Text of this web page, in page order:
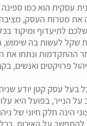
עסקית הוא כמו
מטרות העסק, מציבה
שלכם לתיעדוף
שקל לעשות בה שימוש,
ההתקדמות ונתחו את
פרויקטים ואנשים,
בעל עסק קטן יודע
הנייר, בפועל היא
הינה חלק חיוני של